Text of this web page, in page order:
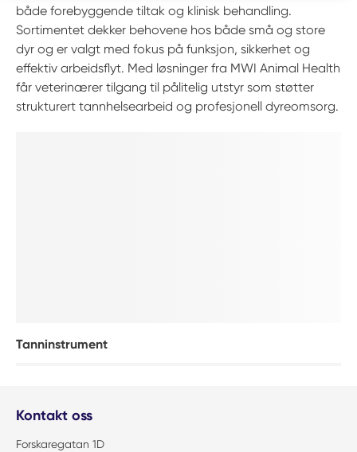
både forebyggende tiltak og klinisk behandling.
Sortimentet dekker behovene hos både små og store
dyr og er valgt med fokus på funksjon, sikkerhet og
effektiv arbeidsflyt. Med løsninger fra MWI Animal Health
får veterinærer tilgang til pålitelig utstyr som støtter
strukturert tannhelsearbeid og profesjonell dyreomsorg.
Tanninstrument
Kontakt oss
Forskaregatan 1D